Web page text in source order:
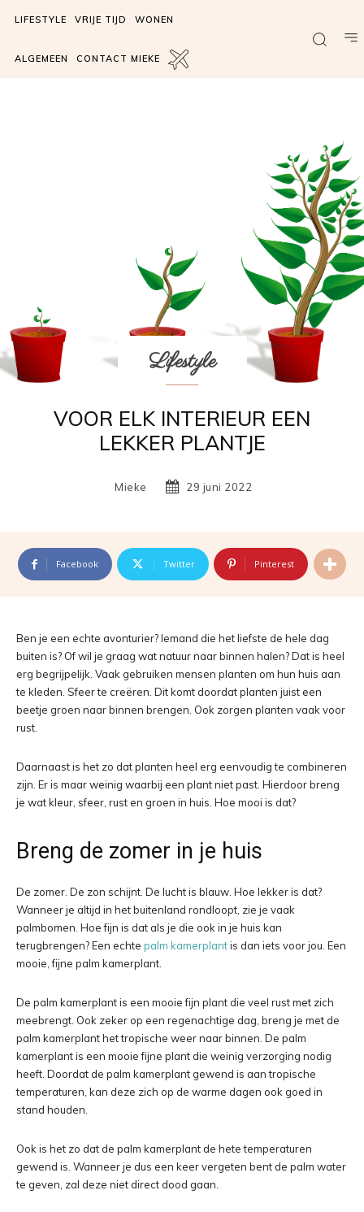
LIFESTYLE VRIJE TIJD WONEN
ALGEMEEN CONTACT MIEKE
Lifestyle
VOOR ELK INTERIEUR EEN
LEKKER PLANTJE
Mieke 29 juni 2022
Facebook Twitter Pinterest
Ben je een echte avonturier? Iemand die het liefste de hele dag
buiten is? Of wil je graag wat natuur naar binnen halen? Dat is heel
erg begrijpelijk. Vaak gebruiken mensen planten om hun huis aan
te kleden. Sfeer te creëren. Dit komt doordat planten juist een
beetje groen naar binnen brengen. Ook zorgen planten vaak voor
rust.
Daarnaast is het zo dat planten heel erg eenvoudig te combineren
zijn. Er is maar weinig waarbij een plant niet past. Hierdoor breng
je wat kleur, sfeer, rust en groen in huis. Hoe mooi is dat?
Breng de zomer in je huis
De zomer. De zon schijnt. De lucht is blauw. Hoe lekker is dat?
Wanneer je altijd in het buitenland rondloopt, zie je vaak
palmbomen. Hoe fijn is dat als je die ook in je huis kan
terugbrengen? Een echte palm kamerplantis dan iets voor jou. Een
mooie, fijne palm kamerplant.
De palm kamerplant is een mooie fijn plant die veel rust met zich
meebrengt. Ook zeker op een regenachtige dag, breng je met de
palm kamerplant het tropische weer naar binnen. De palm
kamerplant is een mooie fijne plant die weinig verzorging nodig
heeft. Doordat de palm kamerplant gewend is aan tropische
temperaturen, kan deze zich op de warme dagen ook goed in
stand houden.
Ook is het zo dat de palm kamerplant de hete temperaturen
gewend is. Wanneer je dus een keer vergeten bent de palm water
te geven, zal deze niet direct dood gaan.